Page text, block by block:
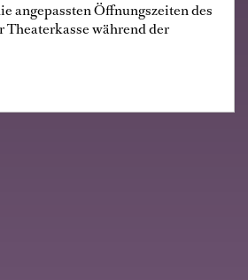
angepassten Öffnungszeiten des
Theaterkasse während der